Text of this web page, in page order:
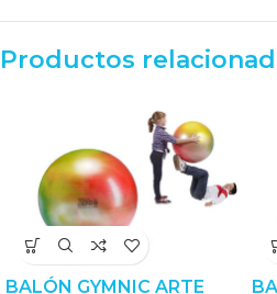
Productos
BALÓN GYMNIC ARTE